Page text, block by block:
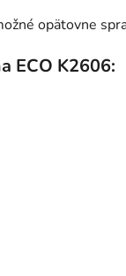
opätovne
ECO K2606: